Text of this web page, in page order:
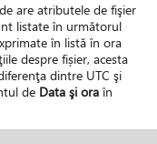
are atributele de fişier
listate în următorul
în listă în ora
despre fișier, acesta
dintre UTC şi
de Data şi ora în